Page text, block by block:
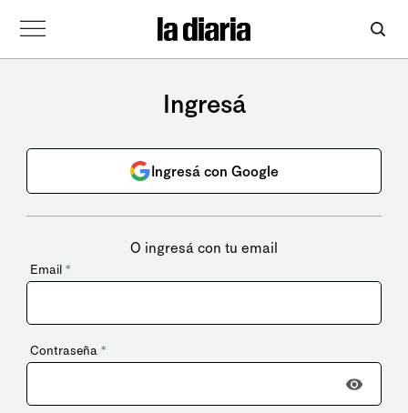
Ingresá
Ingresá con Google
O ingresá con tu email
Email *
Contraseña *